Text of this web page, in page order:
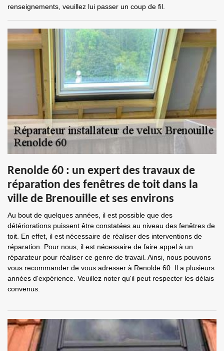
renseignements, veuillez lui passer un coup de fil.
Renolde 60 : un expert des travaux de
réparation des fenêtres de toit dans la
ville de Brenouille et ses environs
Au bout de quelques années, il est possible que des
détériorations puissent être constatées au niveau des fenêtres de
toit. En effet, il est nécessaire de réaliser des interventions de
réparation. Pour nous, il est nécessaire de faire appel à un
réparateur pour réaliser ce genre de travail. Ainsi, nous pouvons
vous recommander de vous adresser à Renolde 60. Il a plusieurs
années d'expérience. Veuillez noter qu'il peut respecter les délais
convenus.